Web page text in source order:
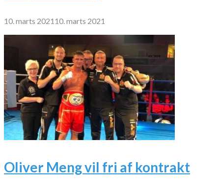
10. marts 2021 10. marts 2021
Oliver Meng vil fri af kontrakt